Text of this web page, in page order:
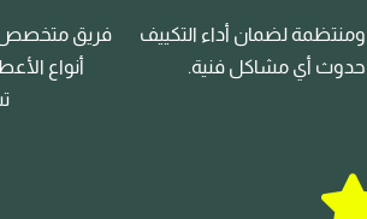
لضمان أداء التكييف
حدوث أي مشاكل فنية.
فريق متخصص
أنواع